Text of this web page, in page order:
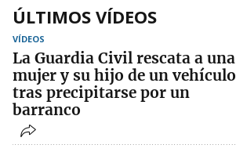
ÚLTIMOS VÍDEOS
VÍDEOS
La Guardia Civil rescata a una
mujer y su hijo de un vehículo
tras precipitarse por un
barranco